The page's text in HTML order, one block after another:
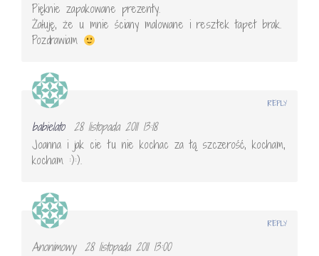
Pięknie zapakowane prezenty.
Żałuję, że u mnie ściany malowane i resztek tapet brak.
Pozdrawiam
babielato 28 listopada 2011 13:18
Joanna i jak cie tu nie kochac za tą szczerość, kocham,
kocham :):).
REPLY
Anonimowy 28 listopada 2011 13:00
REPLY